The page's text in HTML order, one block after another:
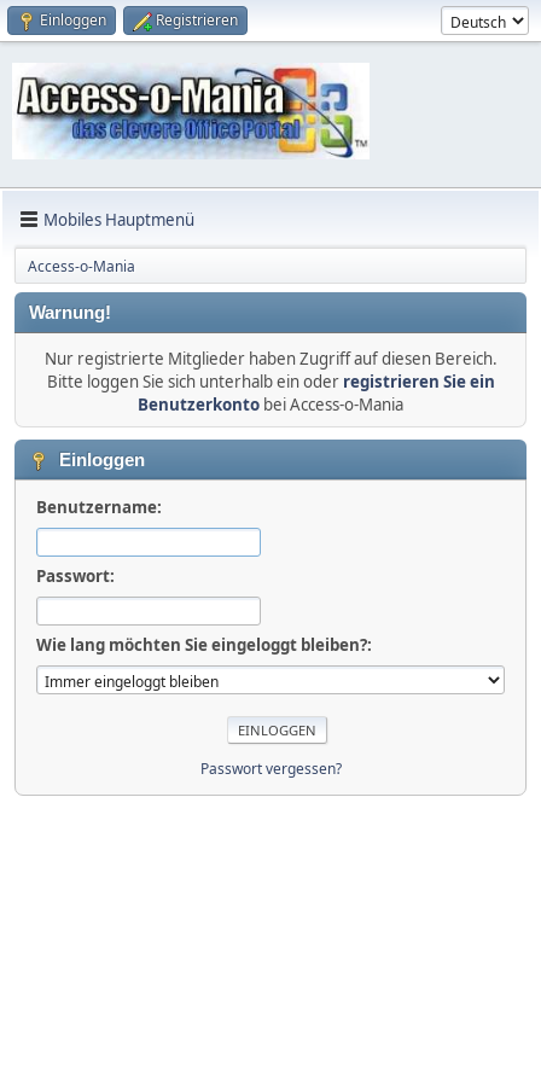
Einloggen Registrieren
Mobiles Hauptmenü
Access-o-Mania
Warnung!
Nur registrierte Mitglieder haben Zugriff auf diesen Bereich.
Bitte loggen Sie sich unterhalb ein oder registrieren Sie ein
Benutzerkonto bei Access-o-Mania
Einloggen
Benutzername:
Passwort:
Wie lang möchten Sie eingeloggt bleiben?:
Passwort vergessen?